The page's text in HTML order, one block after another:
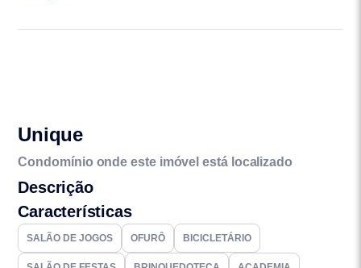
Unique
Condomínio onde este imóvel está localizado
Descrição
Características
SALÃO DE JOGOS OFURÔ BICICLETÁRIO